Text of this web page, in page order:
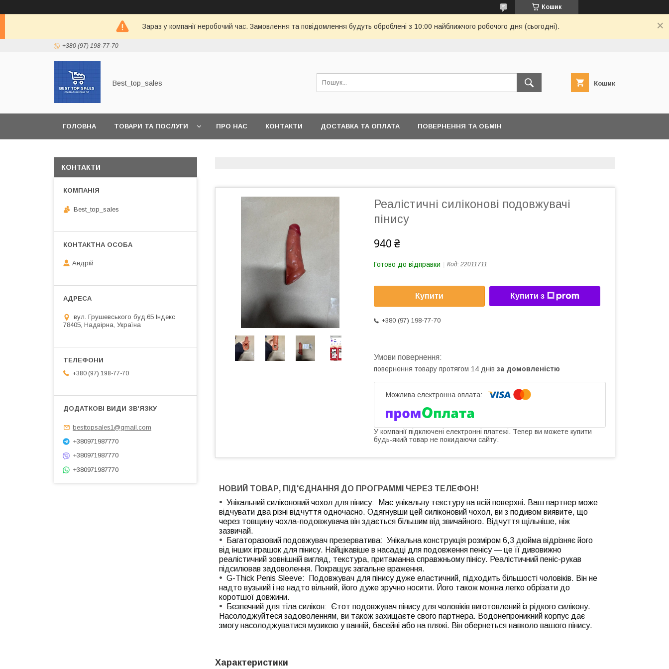
Кошик
Зараз у компанії неробочий час. Замовлення та повідомлення будуть оброблені з 10:00 найближчого робочого дня (сьогодні).
+380 (97) 198-77-70
Best_top_sales Кошик
ГОЛОВНА ТОВАРИ ТА ПОСЛУГИ ПРО НАС КОНТАКТИ ДОСТАВКА ТА ОПЛАТА ПОВЕРНЕННЯ ТА ОБМІН
Реалістичні силіконові подовжувачі
пінису
940 ₴
Готово до відправки Код: 22011711
Купити Купити з
+380 (97) 198-77-70
повернення товару протягом 14 днів за домовленістю
У компанії підключені електронні платежі. Тепер ви можете купити
будь-який товар не покидаючи сайту.
НОВИЙ ТОВАР, ПІД'ЄДНАННЯ ДО ПРОГРАММІ ЧЕРЕЗ ТЕЛЕФОН!
Унікальний силіконовий чохол для пінису: Має унікальну текстуру на всій поверхні. Ваш партнер може
відчувати два різні відчуття одночасно. Одягнувши цей силіконовий чохол, ви з подивом виявите, що
через товщину чохла-подовжувача він здається більшим від звичайного. Відчуття щільніше, ніж
зазвичай.
Багаторазовий подовжувач презерватива: Унікальна конструкція розміром 6,3 дюйма відрізняє його
від інших іграшок для пінису. Найцікавіше в насадці для подовження пенісу — це її дивовижно
реалістичний зовнішній вигляд, текстура, притаманна справжньому пінісу. Реалістичний пеніс-рукав
підсилював задоволення. Покращує загальне враження.
G-Thick Penis Sleeve: Подовжувач для пінису дуже еластичний, підходить більшості чоловіків. Він не
надто вузький і не надто вільний, його дуже зручно носити. Його також можна легко обрізати до
коротшої довжини.
Безпечний для тіла силікон: Єтот подовжувач пінису для чоловіків виготовлений із рідкого силікону.
Насолоджуйтеся задоволенням, ви також захищаєте свого партнера. Водонепроникний корпус дає
змогу насолоджуватися музикою у ванній, басейні або на пляжі. Він обернеться навколо вашого пінису.
Характеристики
КОНТАКТИ
Best_top_sales
Андрій
вул. Грушевського буд.65 Індекс
78405, Надвірна, Україна
+380 (97) 198-77-70
besttopsales1@gmail.com
+380971987770
+380971987770
+380971987770